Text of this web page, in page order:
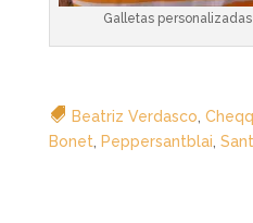
Galletas
Beatriz Verdasco
Bonet, Peppersantblai